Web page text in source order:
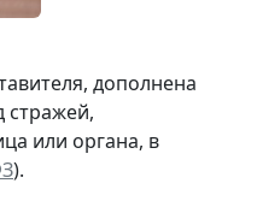
дополнена
стражей,
или органа, в
).